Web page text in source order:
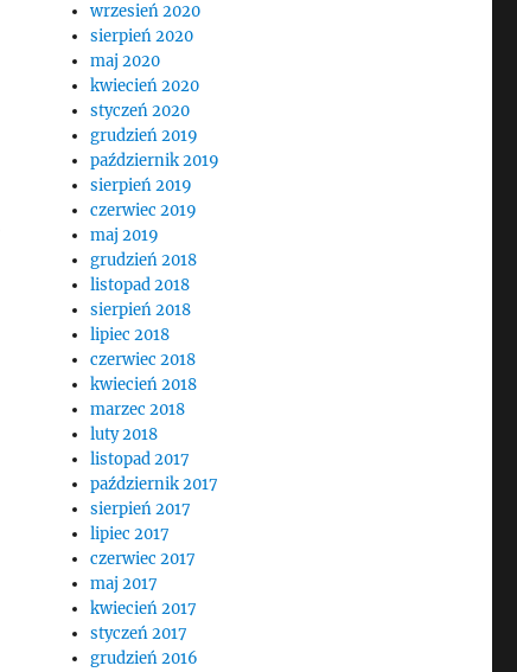
wrzesień 2020
sierpień 2020
maj 2020
kwiecień 2020
styczeń 2020
grudzień 2019
październik 2019
sierpień 2019
czerwiec 2019
maj 2019
grudzień 2018
listopad 2018
sierpień 2018
lipiec 2018
czerwiec 2018
kwiecień 2018
marzec 2018
luty 2018
listopad 2017
październik 2017
sierpień 2017
lipiec 2017
czerwiec 2017
maj 2017
kwiecień 2017
styczeń 2017
grudzień 2016